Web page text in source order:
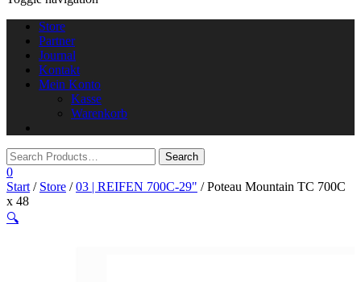
Store
Partner
Journal
Kontakt
Mein Konto
Kasse
Warenkorb
0
Start / Store /03 | REIFEN 700C-29" / Poteau Mountain TC 700C
x 48
🔍